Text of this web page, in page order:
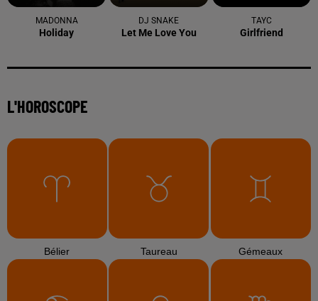
MADONNA
Holiday
DJ SNAKE
Let Me Love You
TAYC
Girlfriend
L'HOROSCOPE
Bélier Taureau Gémeaux